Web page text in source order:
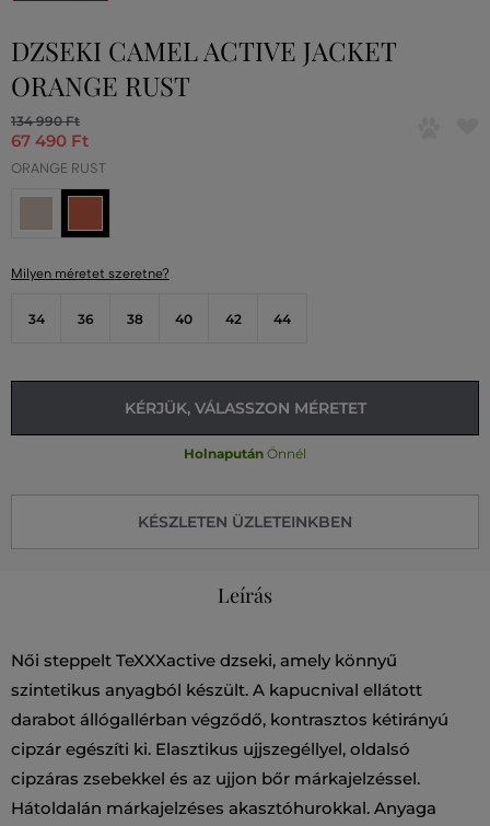
DZSEKI CAMEL ACTIVE JACKET
ORANGE RUST
134 990 Ft
67 490 Ft
ORANGE RUST
Milyen méretet szeretne?
34 36 38 40 42 44
KÉRJÜK, VÁLASSZON MÉRETET
Holnapután Önnél
KÉSZLETEN ÜZLETEINKBEN
Leírás
Női steppelt TeXXXactive dzseki, amely könnyű
szintetikus anyagból készült. A kapucnival ellátott
darabot állógallérban végződő, kontrasztos kétirányú
cipzár egészíti ki. Elasztikus ujjszegéllyel, oldalsó
cipzáras zsebekkel és az ujjon bőr márkajelzéssel.
Hátoldalán márkajelzéses akasztóhurokkal. Anyaga